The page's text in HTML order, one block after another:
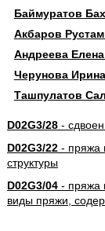
Баймуратов
Акбаров
Андреева
Черунова
Ташпулатов
D02G3/28-
D02G3/22- пряжа
структуры
D02G3/04- пряжа
виды пряжи,